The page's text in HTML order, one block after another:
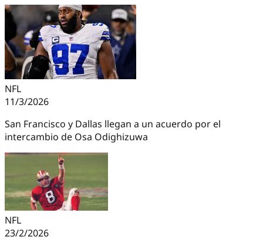
NFL
11/3/2026
San Francisco y Dallas llegan a un acuerdo por el
intercambio de Osa Odighizuwa
NFL
23/2/2026